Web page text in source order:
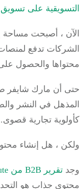
على تسويق
، أصبحت مساحة
تدفع لمنصات
والحصول على
أن مارك شايفر
في النشر
تجارية قصوى.
، هل إنشاء محتوى
تقرير B2B من Content Marketing Institute
جذاب هو التحدي